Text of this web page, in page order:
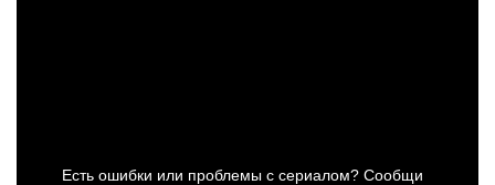
Есть ошибки или проблемы с сериалом? Сообщи